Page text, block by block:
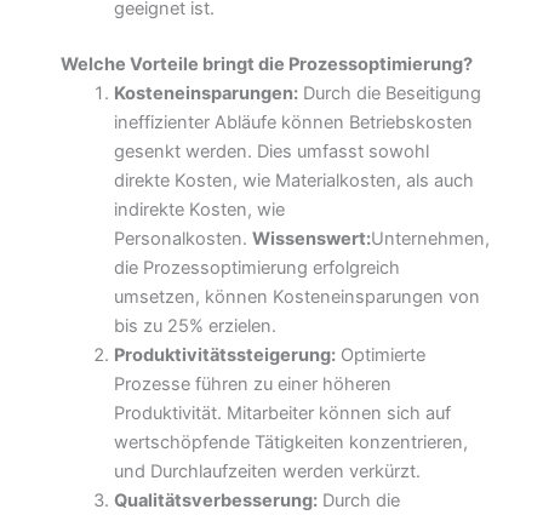
geeignet ist.
Welche Vorteile bringt die Prozessoptimierung?
Kosteneinsparungen:Durch die Beseitigung
ineffizienter Abläufe können Betriebskosten
gesenkt werden. Dies umfasst sowohl
direkte Kosten, wie Materialkosten, als auch
indirekte Kosten, wie
Personalkosten. Wissenswert:Unternehmen,
die Prozessoptimierung erfolgreich
umsetzen, können Kosteneinsparungen von
bis zu 25% erzielen.
Produktivitätssteigerung:Optimierte
Prozesse führen zu einer höheren
Produktivität. Mitarbeiter können sich auf
wertschöpfende Tätigkeiten konzentrieren,
und Durchlaufzeiten werden verkürzt.
Qualitätsverbesserung:Durch die